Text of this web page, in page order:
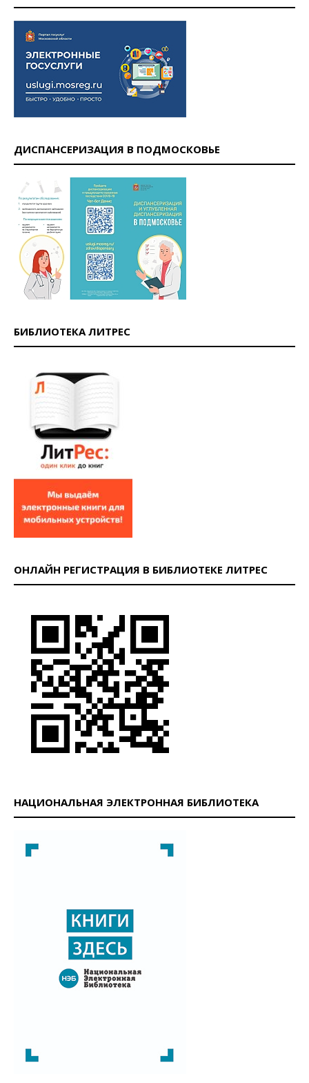
ДИСПАНСЕРИЗАЦИЯ В ПОДМОСКОВЬЕ
БИБЛИОТЕКА ЛИТРЕС
ОНЛАЙН РЕГИСТРАЦИЯ В БИБЛИОТЕКЕ ЛИТРЕС
НАЦИОНАЛЬНАЯ ЭЛЕКТРОННАЯ БИБЛИОТЕКА